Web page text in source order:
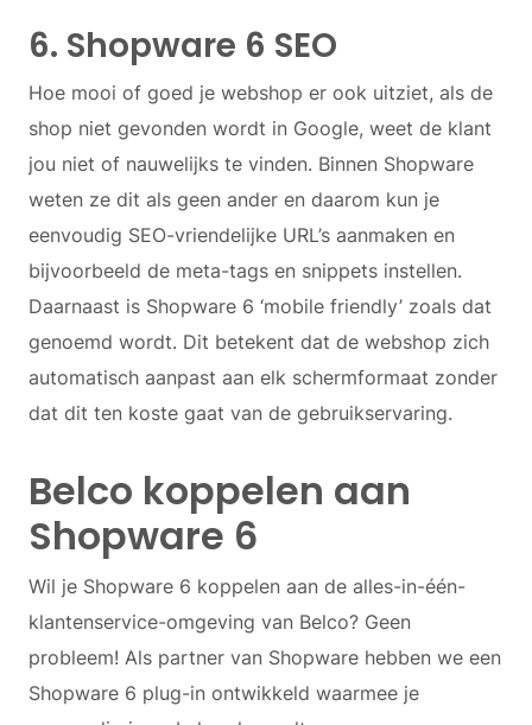
6. Shopware 6 SEO
Hoe mooi of goed je webshop er ook uitziet, als de
shop niet gevonden wordt in Google, weet de klant
jou niet of nauwelijks te vinden. Binnen Shopware
weten ze dit als geen ander en daarom kun je
eenvoudig SEO-vriendelijke URL’s aanmaken en
bijvoorbeeld de meta-tags en snippets instellen.
Daarnaast is Shopware 6 ‘mobile friendly’ zoals dat
genoemd wordt. Dit betekent dat de webshop zich
automatisch aanpast aan elk schermformaat zonder
dat dit ten koste gaat van de gebruikservaring.
Belco koppelen aan
Shopware 6
Wil je Shopware 6 koppelen aan de alles-in-één-
klantenservice-omgeving van Belco? Geen
probleem! Als partner van Shopware hebben we een
Shopware 6 plug-in ontwikkeld waarmee je